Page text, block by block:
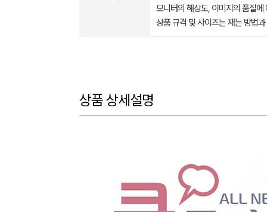
모니터의 해상도, 이미지의 품질
상품 규격 및 사이즈는 재는 방법
상품 상세설명